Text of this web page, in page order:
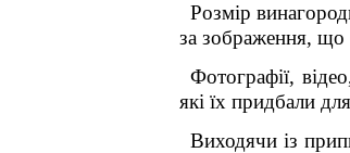
Розмір
за зображення, що
Фотографії,
які їх придбали
Виходячи із